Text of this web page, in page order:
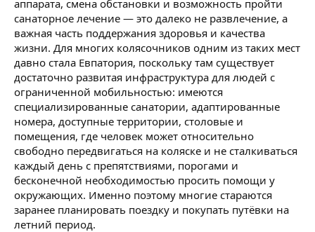
аппарата, смена обстановки и возможность пройти
санаторное лечение — это далеко не развлечение, а
важная часть поддержания здоровья и качества
жизни. Для многих колясочников одним из таких мест
давно стала Евпатория, поскольку там существует
достаточно развитая инфраструктура для людей с
ограниченной мобильностью: имеются
специализированные санатории, адаптированные
номера, доступные территории, столовые и
помещения, где человек может относительно
свободно передвигаться на коляске и не сталкиваться
каждый день с препятствиями, порогами и
бесконечной необходимостью просить помощи у
окружающих. Именно поэтому многие стараются
заранее планировать поездку и покупать путёвки на
летний период.